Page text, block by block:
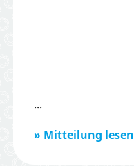
Mitteilung lesen